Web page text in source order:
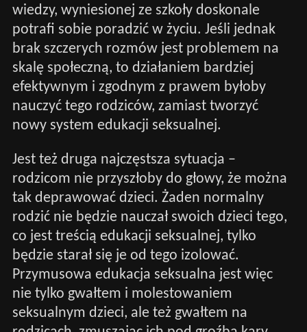
wiedzy, wyniesionej ze szkoły doskonale
potrafi sobie poradzić w życiu. Jeśli jednak
brak szczerych rozmów jest problemem na
skalę społeczną, to działaniem bardziej
efektywnym i zgodnym z prawem byłoby
nauczyć tego rodziców, zamiast tworzyć
nowy system edukacji seksualnej.
Jest też druga najczęstsza sytuacja –
rodzicom nie przyszłoby do głowy, że można
tak deprawować dzieci. Żaden normalny
rodzić nie będzie nauczał swoich dzieci tego,
co jest treścią edukacji seksualnej, tylko
będzie starał się je od tego izolować.
Przymusowa edukacja seksualna jest więc
nie tylko gwałtem i molestowaniem
seksualnym dzieci, ale też gwałtem na